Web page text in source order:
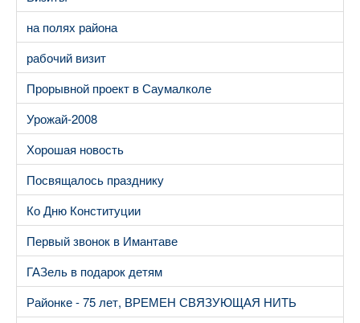
на полях района
рабочий визит
Прорывной проект в Саумалколе
Урожай-2008
Хорошая новость
Посвящалось празднику
Ко Дню Конституции
Первый звонок в Имантаве
ГАЗель в подарок детям
Районке - 75 лет, ВРЕМЕН СВЯЗУЮЩАЯ НИТЬ